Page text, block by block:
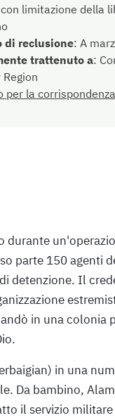
limitazione della
di reclusione: A
trattenuto a:
per la corrispondenza
durante
parte 150 agenti
detenzione. Il
in una colonia
in una
Da bambino,
il servizio militare